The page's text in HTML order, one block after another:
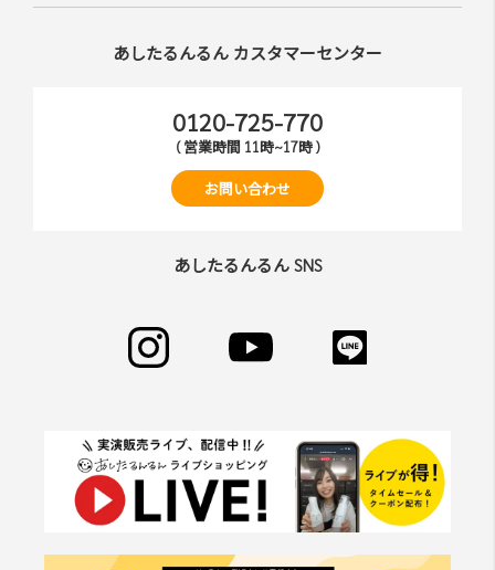
あしたるんるん カスタマーセンター
0120-725-770
( 営業時間 11時~17時 )
お問い合わせ
あしたるんるん SNS